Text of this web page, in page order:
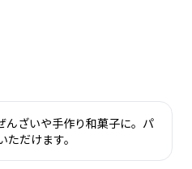
ざいや手作り和菓子に。パ
だけます。